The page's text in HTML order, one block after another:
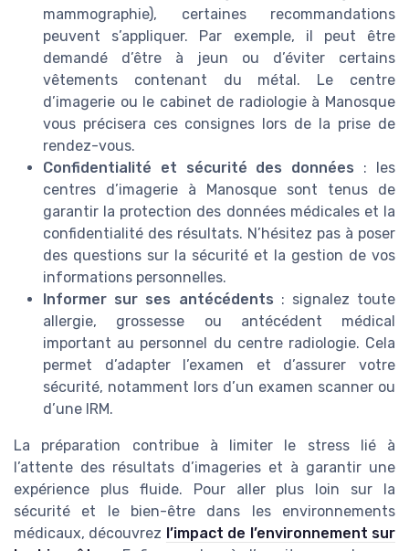
mammographie), certaines recommandations
peuvent s’appliquer. Par exemple, il peut être
demandé d’être à jeun ou d’éviter certains
vêtements contenant du métal. Le centre
d’imagerie ou le cabinet de radiologie à Manosque
vous précisera ces consignes lors de la prise de
rendez-vous.
Confidentialité et sécurité des données : les
centres d’imagerie à Manosque sont tenus de
garantir la protection des données médicales et la
confidentialité des résultats. N’hésitez pas à poser
des questions sur la sécurité et la gestion de vos
informations personnelles.
Informer sur ses antécédents : signalez toute
allergie, grossesse ou antécédent médical
important au personnel du centre radiologie. Cela
permet d’adapter l’examen et d’assurer votre
sécurité, notamment lors d’un examen scanner ou
d’une IRM.
La préparation contribue à limiter le stress lié à
l’attente des résultats d’imageries et à garantir une
expérience plus fluide. Pour aller plus loin sur la
sécurité et le bien-être dans les environnements
médicaux, découvrez l’impact de l’environnement sur